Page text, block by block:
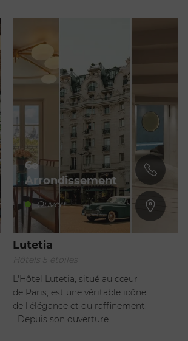
6e
Arrondissement
Ouvert
Lutetia
Hôtels 5 étoiles
L'Hôtel Lutetia, situé au cœur
de Paris, est une véritable icône
de l'élégance et du raffinement.
Depuis son ouverture…